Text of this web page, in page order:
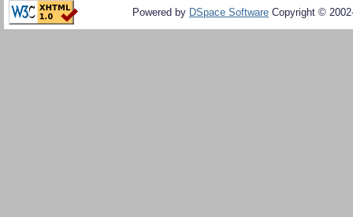
Powered by DSpace Software Copyright ©